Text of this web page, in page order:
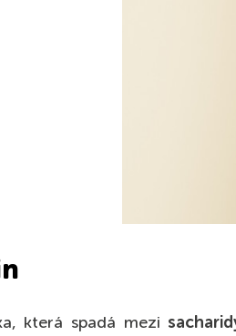
která spadá mezi